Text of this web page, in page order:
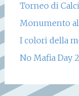
Torneo di
Monumento
I colori della
No Mafia Day